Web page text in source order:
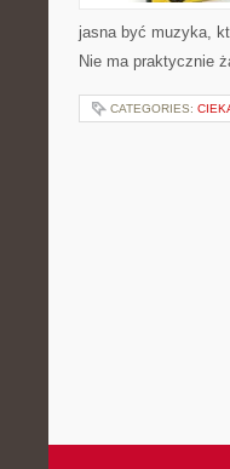
jasna być muzyka,
Nie ma praktycznie
CATEGORIES: